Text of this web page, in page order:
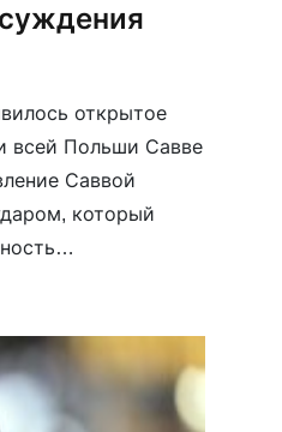
открытое
всей Польши Савве
Саввой
который
Вселенского